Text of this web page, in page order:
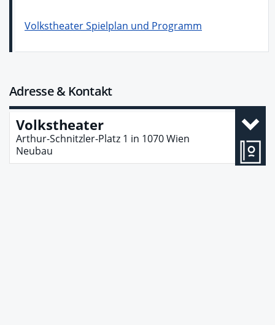
Volkstheater Spielplan und Programm
Adresse & Kontakt
Volkstheater
Arthur-Schnitzler-Platz 1 in 1070Wien
Neubau